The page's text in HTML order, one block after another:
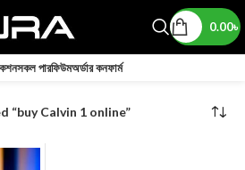
0.00৳
সকল পারফিউমঅর্ডার কনফার্ম
“buy Calvin 1 online”